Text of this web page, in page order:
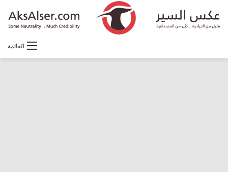
القائمة